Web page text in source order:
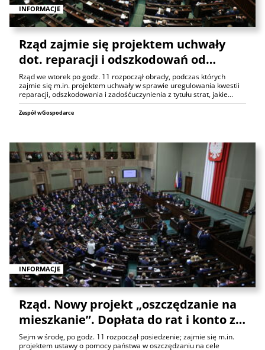
INFORMACJE
Rząd zajmie się projektem uchwały
dot. reparacji i odszkodowań od…
Rząd we wtorek po godz. 11 rozpoczął obrady, podczas których
zajmie się m.in. projektem uchwały w sprawie uregulowania kwestii
reparacji, odszkodowania i zadośćuczynienia z tytułu strat, jakie…
Zespół wGospodarce
INFORMACJE
Rząd. Nowy projekt „oszczędzanie na
mieszkanie”. Dopłata do rat i konto z…
Sejm w środę, po godz. 11 rozpoczął posiedzenie; zajmie się m.in.
projektem ustawy o pomocy państwa w oszczędzaniu na cele